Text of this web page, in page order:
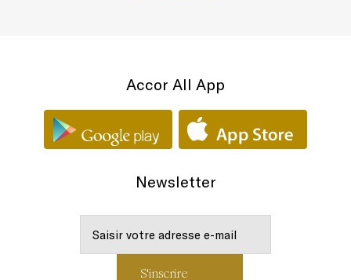
Accor All App
Newsletter